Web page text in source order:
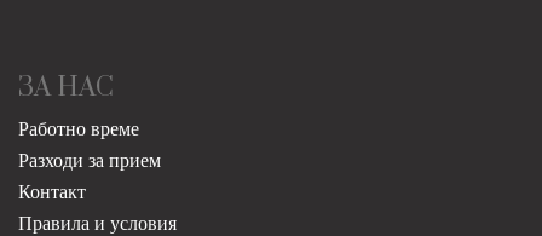
ЗА НАС
Работно време
Разходи за прием
Контакт
Правила и условия